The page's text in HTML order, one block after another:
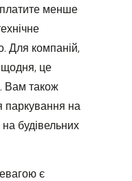
менше
Для компаній,
це
Вам також
паркування на
будівельних
є